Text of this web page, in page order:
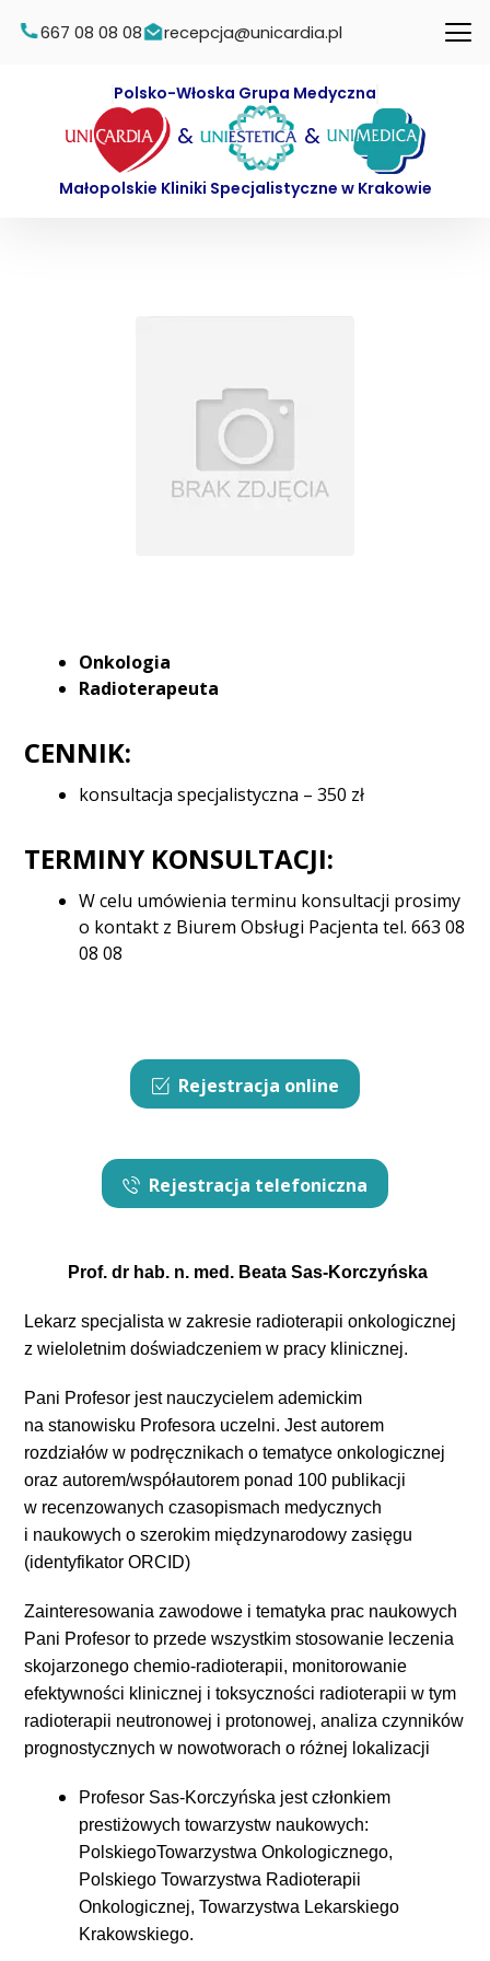
667 08 08 08 recepcja@unicardia.pl
Polsko-Włoska Grupa Medyczna
& &
Małopolskie Kliniki Specjalistyczne w Krakowie
Onkologia
Radioterapeuta
CENNIK:
konsultacja specjalistyczna – 350 zł
TERMINY KONSULTACJI:
W celu umówienia terminu konsultacji prosimy
o kontakt z Biurem Obsługi Pacjenta tel. 663 08
08 08
Rejestracja online
Rejestracja telefoniczna
Prof. dr hab. n. med. Beata Sas-Korczyńska
Lekarz specjalista w zakresie radioterapii onkologicznej
z wieloletnim doświadczeniem w pracy klinicznej.
Pani Profesor jest nauczycielem ademickim
na stanowisku Profesora uczelni. Jest autorem
rozdziałów w podręcznikach o tematyce onkologicznej
oraz autorem/współautorem ponad 100 publikacji
w recenzowanych czasopismach medycznych
i naukowych o szerokim międzynarodowy zasięgu
(identyfikator ORCID)
Zainteresowania zawodowe i tematyka prac naukowych
Pani Profesor to przede wszystkim stosowanie leczenia
skojarzonego chemio-radioterapii, monitorowanie
efektywności klinicznej i toksyczności radioterapii w tym
radioterapii neutronowej i protonowej, analiza czynników
prognostycznych w nowotworach o różnej lokalizacji
Profesor Sas-Korczyńska jest członkiem
prestiżowych towarzystw naukowych:
PolskiegoTowarzystwa Onkologicznego,
Polskiego Towarzystwa Radioterapii
Onkologicznej, Towarzystwa Lekarskiego
Krakowskiego.